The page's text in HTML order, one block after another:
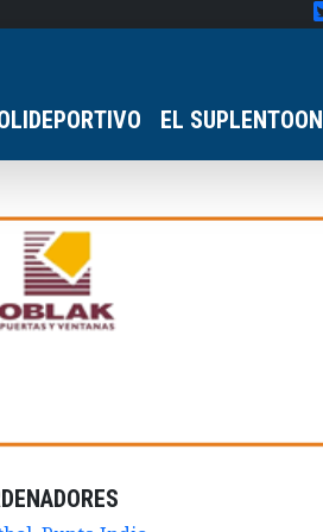
EL SUPLENTOON